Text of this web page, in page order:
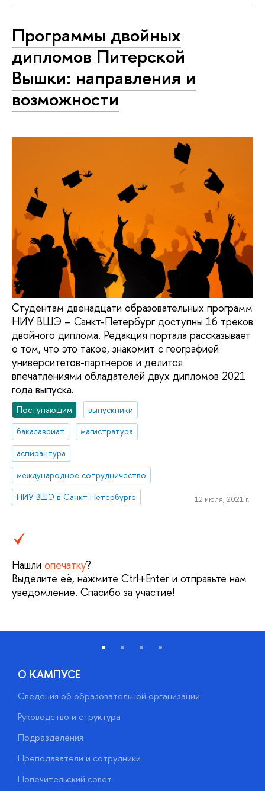
Программы двойных
дипломов Питерской
Вышки: направления и
возможности
Студентам двенадцати образовательных программ
НИУ ВШЭ – Санкт-Петербург доступны 16 треков
двойного диплома. Редакция портала рассказывает
о том, что это такое, знакомит с географией
университетов-партнеров и делится
впечатлениями обладателей двух дипломов 2021
года выпуска.
Поступающим
выпускники
бакалавриат
магистратура
аспирантура
международное сотрудничество
НИУ ВШЭ в Санкт-Петербурге
12 июля, 2021 г.
Нашли опечатку?
Выделите её, нажмите Ctrl+Enter и отправьте нам
уведомление. Спасибо за участие!
О КАМПУСЕ
Сведения об образовательной организации
Руководство и структура
Подразделения
Преподаватели и сотрудники
Попечительский совет